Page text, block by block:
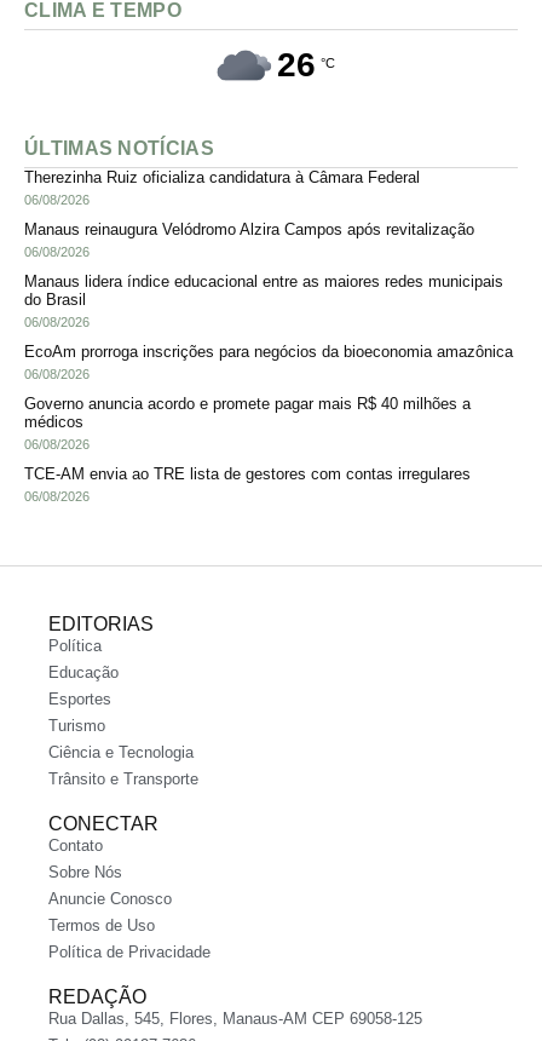
CLIMA E TEMPO
26 °C
ÚLTIMAS NOTÍCIAS
Therezinha Ruiz oficializa candidatura à Câmara Federal
06/08/2026
Manaus reinaugura Velódromo Alzira Campos após revitalização
06/08/2026
Manaus lidera índice educacional entre as maiores redes municipais
do Brasil
06/08/2026
EcoAm prorroga inscrições para negócios da bioeconomia amazônica
06/08/2026
Governo anuncia acordo e promete pagar mais R$ 40 milhões a
médicos
06/08/2026
TCE-AM envia ao TRE lista de gestores com contas irregulares
06/08/2026
EDITORIAS
Política
Educação
Esportes
Turismo
Ciência e Tecnologia
Trânsito e Transporte
CONECTAR
Contato
Sobre Nós
Anuncie Conosco
Termos de Uso
Política de Privacidade
REDAÇÃO
Rua Dallas, 545, Flores, Manaus-AM CEP 69058-125